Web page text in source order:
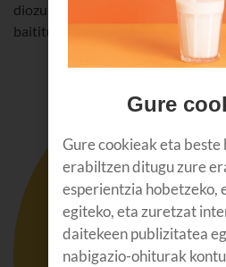
diozun bitartean izozki bat jateko.
baititugu udan
Gure
Gure cookieak eta beste
erabiltzen ditugu zure
esperientzia hobetzeko,
egiteko, eta zuretzat
daitekeen publizitatea
nabigazio-ohiturak